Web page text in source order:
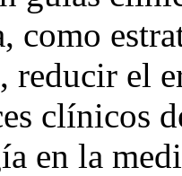
como
reducir el
clínicos
en la